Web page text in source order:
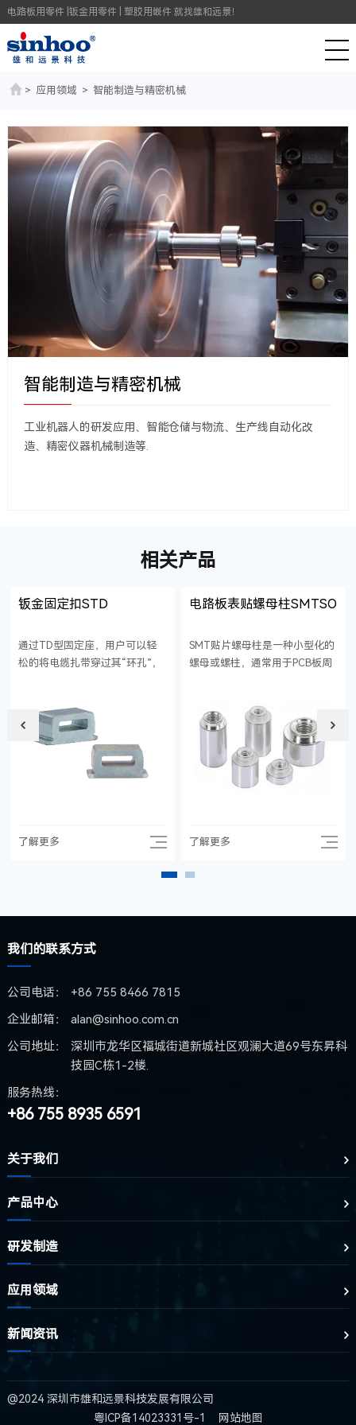
电路板用零件 |钣金用零件 | 塑胶用嵌件 就找雄和远景！
> 应用领域 > 智能制造与精密机械
智能制造与精密机械
工业机器人的研发应用、智能仓储与物流、生产线自动化改
造、精密仪器机械制造等.
相关产品
钣金固定扣STD
通过TD型固定座，用户可以轻
松的将电缆扎带穿过其“环孔”，
了解更多
电路板表贴螺母柱SMTSO
SMT贴片螺母柱是一种小型化的
螺母或螺柱，通常用于PCB板周
接螺母。为需要更高等级电气和
机械连接点的印刷电路板应用引
入了理想的硬件解决方案。 产品
特点是:体积小、重量轻，可以在
狭小的空间内进行紧固，提高了
准PCB置件工艺进行安装,可以直
装的螺母相比极大地提高了生产
了解更多
我们的联系方式
公司电话：
+86 755 8466 7815
企业邮箱：
alan@sinhoo.com.cn
公司地址：
深圳市龙华区福城街道新城社区观澜大道69号东昇科
技园C栋1-2楼.
服务热线：
+86 755 8935 6591
关于我们
产品中心
研发制造
应用领域
新闻资讯
@2024 深圳市雄和远景科技发展有限公司
粤ICP备14023331号-1
网站地图